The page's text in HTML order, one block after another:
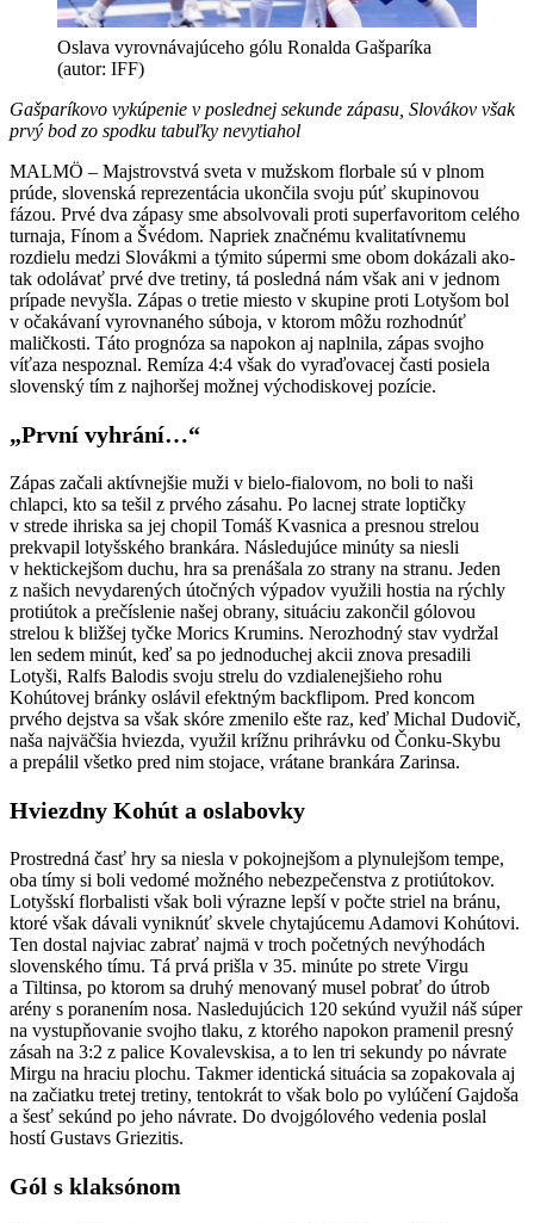
Oslava vyrovnávajúceho gólu Ronalda Gašparíka
(autor: IFF)
Gašparíkovo vykúpenie v poslednej sekunde zápasu, Slovákov však
prvý bod zo spodku tabuľky nevytiahol
MALMÖ – Majstrovstvá sveta v mužskom florbale sú v plnom
prúde, slovenská reprezentácia ukončila svoju púť skupinovou
fázou. Prvé dva zápasy sme absolvovali proti superfavoritom celého
turnaja, Fínom a Švédom. Napriek značnému kvalitatívnemu
rozdielu medzi Slovákmi a týmito súpermi sme obom dokázali ako-
tak odolávať prvé dve tretiny, tá posledná nám však ani v jednom
prípade nevyšla. Zápas o tretie miesto v skupine proti Lotyšom bol
v očakávaní vyrovnaného súboja, v ktorom môžu rozhodnúť
maličkosti. Táto prognóza sa napokon aj naplnila, zápas svojho
víťaza nespoznal. Remíza 4:4 však do vyraďovacej časti posiela
slovenský tím z najhoršej možnej východiskovej pozície.
„První vyhrání…“
Zápas začali aktívnejšie muži v bielo-fialovom, no boli to naši
chlapci, kto sa tešil z prvého zásahu. Po lacnej strate loptičky
v strede ihriska sa jej chopil Tomáš Kvasnica a presnou strelou
prekvapil lotyšského brankára. Následujúce minúty sa niesli
v hektickejšom duchu, hra sa prenášala zo strany na stranu. Jeden
z našich nevydarených útočných výpadov využili hostia na rýchly
protiútok a prečíslenie našej obrany, situáciu zakončil gólovou
strelou k bližšej tyčke Morics Krumins. Nerozhodný stav vydržal
len sedem minút, keď sa po jednoduchej akcii znova presadili
Lotyši, Ralfs Balodis svoju strelu do vzdialenejšieho rohu
Kohútovej bránky oslávil efektným backflipom. Pred koncom
prvého dejstva sa však skóre zmenilo ešte raz, keď Michal Dudovič,
naša najväčšia hviezda, využil krížnu prihrávku od Čonku-Skybu
a prepálil všetko pred nim stojace, vrátane brankára Zarinsa.
Hviezdny Kohút a oslabovky
Prostredná časť hry sa niesla v pokojnejšom a plynulejšom tempe,
oba tímy si boli vedomé možného nebezpečenstva z protiútokov.
Lotyšskí florbalisti však boli výrazne lepší v počte striel na bránu,
ktoré však dávali vyniknúť skvele chytajúcemu Adamovi Kohútovi.
Ten dostal najviac zabrať najmä v troch početných nevýhodách
slovenského tímu. Tá prvá prišla v 35. minúte po strete Virgu
a Tiltinsa, po ktorom sa druhý menovaný musel pobrať do útrob
arény s poranením nosa. Nasledujúcich 120 sekúnd využil náš súper
na vystupňovanie svojho tlaku, z ktorého napokon pramenil presný
zásah na 3:2 z palice Kovalevskisa, a to len tri sekundy po návrate
Mirgu na hraciu plochu. Takmer identická situácia sa zopakovala aj
na začiatku tretej tretiny, tentokrát to však bolo po vylúčení Gajdoša
a šesť sekúnd po jeho návrate. Do dvojgólového vedenia poslal
hostí Gustavs Griezitis.
Gól s klaksónom